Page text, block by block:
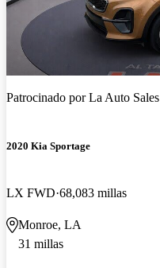
Patrocinado porLa Auto Sales
2020 Kia Sportage
LX FWD 68,083 millas
Monroe, LA
31 millas